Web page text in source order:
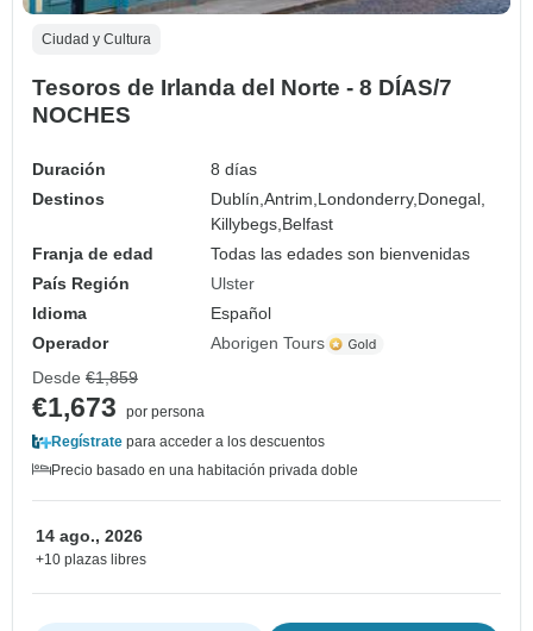
Ciudad y Cultura
Tesoros de Irlanda del Norte - 8 DÍAS/7
NOCHES
Duración
8 días
Destinos
Dublín,Antrim, Londonderry, Donegal,
Killybegs, Belfast
Franja de edad
Todas las edades son bienvenidas
País Región
Ulster
Idioma
Español
Operador
Aborigen Tours
Desde €1,859
€1,673
por persona
Regístrate para acceder a los descuentos
Precio basado en una habitación privada doble
14 ago., 2026
+10 plazas libres